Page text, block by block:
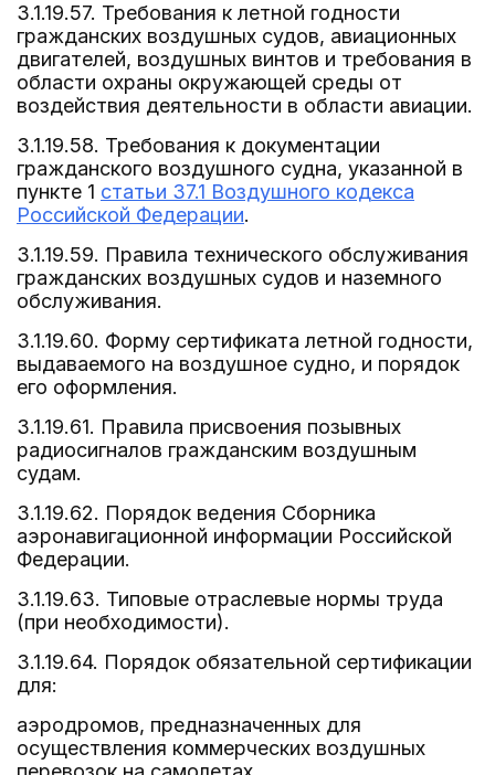
3.1.19.57. Требования к летной годности
гражданских воздушных судов, авиационных
двигателей, воздушных винтов и требования в
области охраны окружающей среды от
воздействия деятельности в области авиации.
3.1.19.58. Требования к документации
гражданского воздушного судна, указанной в
пункте 1 статьи 37.1 Воздушного кодекса
Российской Федерации.
3.1.19.59. Правила технического обслуживания
гражданских воздушных судов и наземного
обслуживания.
3.1.19.60. Форму сертификата летной годности,
выдаваемого на воздушное судно, и порядок
его оформления.
3.1.19.61. Правила присвоения позывных
радиосигналов гражданским воздушным
судам.
3.1.19.62. Порядок ведения Сборника
аэронавигационной информации Российской
Федерации.
3.1.19.63. Типовые отраслевые нормы труда
(при необходимости).
3.1.19.64. Порядок обязательной сертификации
для:
аэродромов, предназначенных для
осуществления коммерческих воздушных